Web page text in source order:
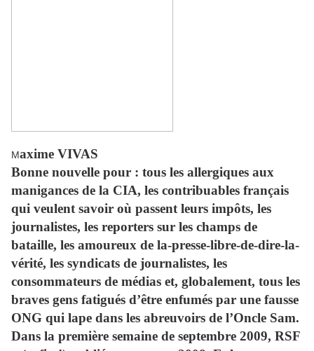
Maxime VIVAS
Bonne nouvelle pour : tous les allergiques aux
manigances de la CIA, les contribuables français
qui veulent savoir où passent leurs impôts, les
journalistes, les reporters sur les champs de
bataille, les amoureux de la-presse-libre-de-dire-la-
vérité, les syndicats de journalistes, les
consommateurs de médias et, globalement, tous les
braves gens fatigués d’être enfumés par une fausse
ONG qui lape dans les abreuvoirs de l’Oncle Sam.
Dans la première semaine de septembre 2009, RSF